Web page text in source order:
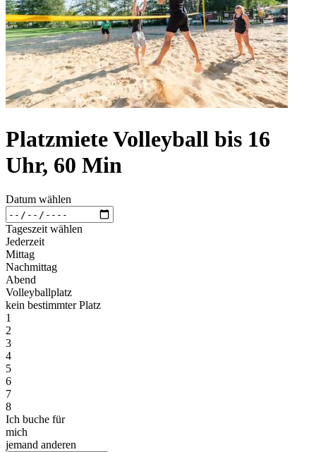
Platzmiete Volleyball bis 16
Uhr, 60 Min
Datum wählen
Tageszeit wählen
Jederzeit
Mittag
Nachmittag
Abend
Volleyballplatz
kein bestimmter Platz
1
2
3
4
5
6
7
8
Ich buche für
mich
jemand anderen